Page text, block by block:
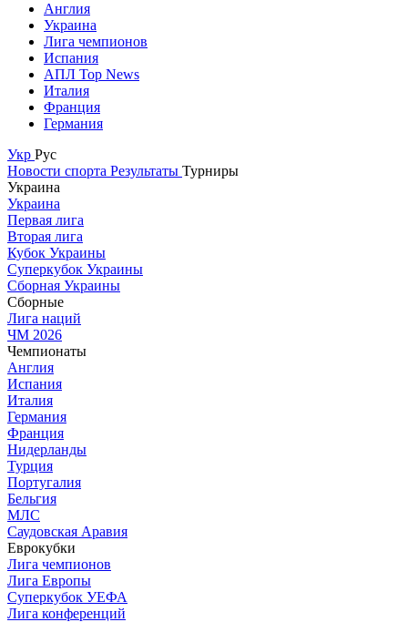
Англия
Украина
Лига чемпионов
Испания
АПЛ Top News
Италия
Франция
Германия
Укр Рус
Новости спорта Результаты Турниры
Украина
Украина
Первая лига
Вторая лига
Кубок Украины
Суперкубок Украины
Сборная Украины
Сборные
Лига наций
ЧМ 2026
Чемпионаты
Англия
Испания
Италия
Германия
Франция
Нидерланды
Турция
Португалия
Бельгия
МЛС
Саудовская Аравия
Еврокубки
Лига чемпионов
Лига Европы
Суперкубок УЕФА
Лига конференций